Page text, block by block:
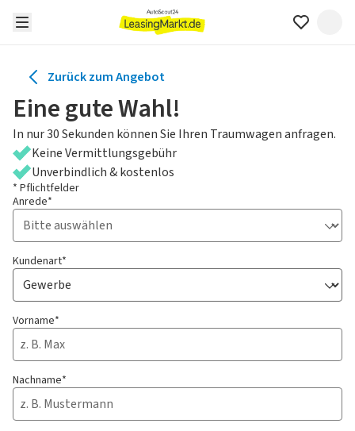
Zurück zum Angebot
Eine gute Wahl!
In nur 30 Sekunden können Sie Ihren Traumwagen anfragen.
Keine Vermittlungsgebühr
Unverbindlich & kostenlos
* Pflichtfelder
Anrede*
Kundenart*
Vorname*
Nachname*